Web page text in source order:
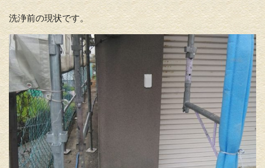
洗浄前の現状です。